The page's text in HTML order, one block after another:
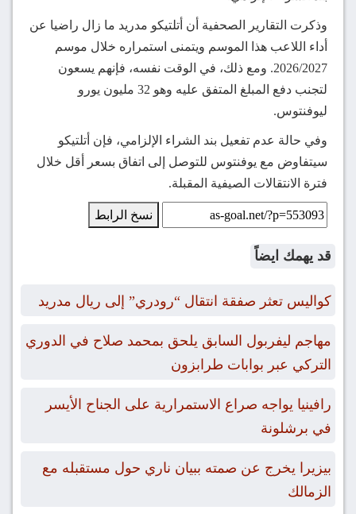
وذكرت التقارير الصحفية أن أتلتيكو مدريد ما زال راضيا عن
أداء اللاعب هذا الموسم ويتمنى استمراره خلال موسم
2026/2027. ومع ذلك، في الوقت نفسه، فإنهم يسعون
لتجنب دفع المبلغ المتفق عليه وهو 32 مليون يورو
ليوفنتوس.
وفي حالة عدم تفعيل بند الشراء الإلزامي، فإن أتلتيكو
سيتفاوض مع يوفنتوس للتوصل إلى اتفاق بسعر أقل خلال
فترة الانتقالات الصيفية المقبلة.
نسخ الرابط
قد يهمك ايضاً
كواليس تعثر صفقة انتقال “رودري” إلى ريال مدريد
مهاجم ليفربول السابق يلحق بمحمد صلاح في الدوري
التركي عبر بوابات طرابزون
رافينيا يواجه صراع الاستمرارية على الجناح الأيسر
في برشلونة
بيزيرا يخرج عن صمته ببيان ناري حول مستقبله مع
الزمالك